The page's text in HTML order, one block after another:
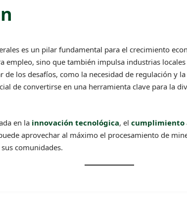
es un pilar fundamental para el crecimiento
empleo, sino que también impulsa industrias
de los desafíos, como la necesidad de regulación y
de convertirse en una herramienta clave para la
en la innovación tecnológica, el cumplimiento
aprovechar al máximo el procesamiento de
comunidades.